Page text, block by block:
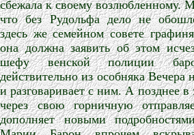
сбежала к своему возлюбленному.
что без Рудольфа дело не
здесь же семейном совете
она должна заявить об этом
шефу венской полиции
действительно из особняка Вечера
и разговаривает с ним. А позднее в
через свою горничную
дополняет новыми